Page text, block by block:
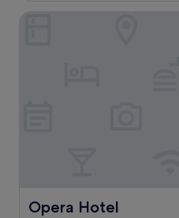
Opera Hotel
Opera Hotel